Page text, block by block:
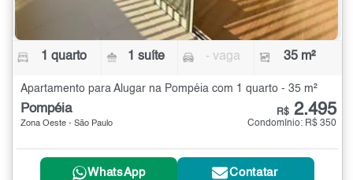
1 quarto 1 suíte - vaga 35 m²
Apartamento para Alugar na Pompéia com 1 quarto - 35 m²
Pompéia
Zona Oeste - São Paulo
R$ 2.495
Condomínio: R$ 350
WhatsApp Contatar